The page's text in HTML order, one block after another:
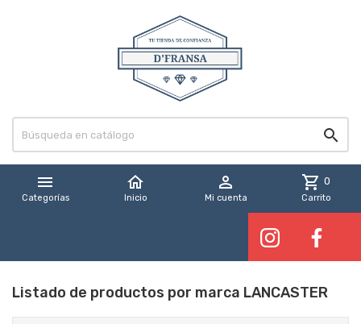


Categorías
home
Inicio

Mi cuenta
shopping_cart 0
Carrito
Listado de productos por marca LANCASTER